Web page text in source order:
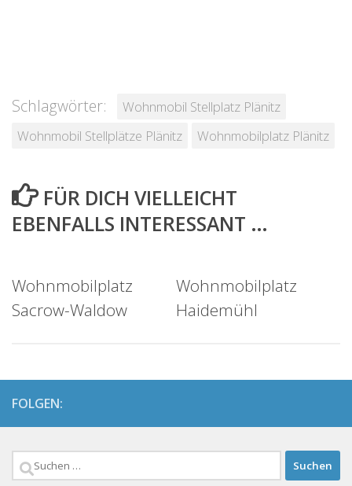
Schlagwörter:
Wohnmobil Stellplatz Plänitz
Wohnmobil Stellplätze Plänitz
Wohnmobilplatz Plänitz
FÜR DICH VIELLEICHT
EBENFALLS INTERESSANT …
Wohnmobilplatz
Sacrow-Waldow
Wohnmobilplatz
Haidemühl
FOLGEN:
Suchen